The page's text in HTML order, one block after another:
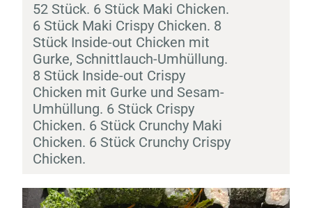
52 Stück. 6 Stück Maki Chicken.
6 Stück Maki Crispy Chicken. 8
Stück Inside-out Chicken mit
Gurke, Schnittlauch-Umhüllung.
8 Stück Inside-out Crispy
Chicken mit Gurke und Sesam-
Umhüllung. 6 Stück Crispy
Chicken. 6 Stück Crunchy Maki
Chicken. 6 Stück Crunchy Crispy
Chicken.